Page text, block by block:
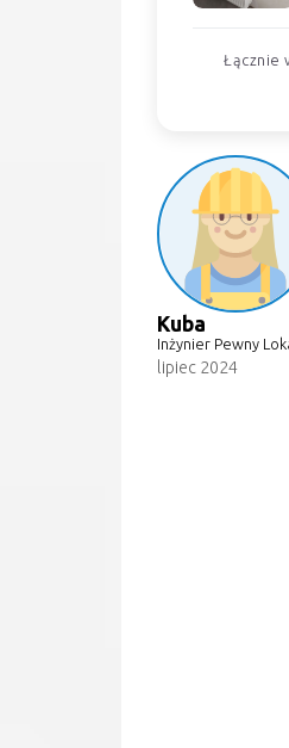
Łącznie
Kuba
Inżynier Pewny
lipiec 2024